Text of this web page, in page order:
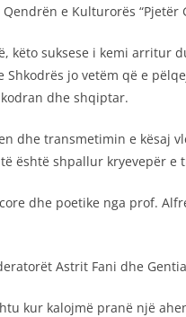
e Kulturorës “Pjetër
këto suksese i kemi arritur
jo vetëm që e
dhe shqiptar.
dhe transmetimin e kësaj
është shpallur kryevepër e
dhe poetike nga prof.
Astrit Fani dhe
kur kalojmë pranë një